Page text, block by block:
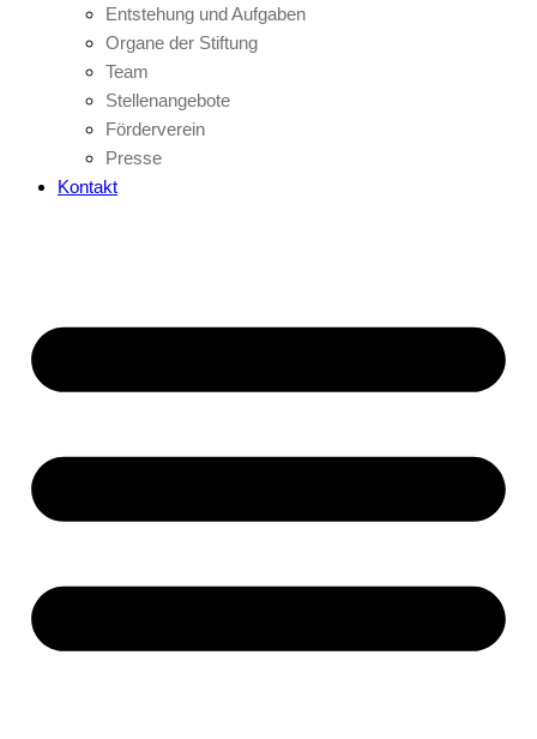
Entstehung und Aufgaben
Organe der Stiftung
Team
Stellenangebote
Förderverein
Presse
Kontakt